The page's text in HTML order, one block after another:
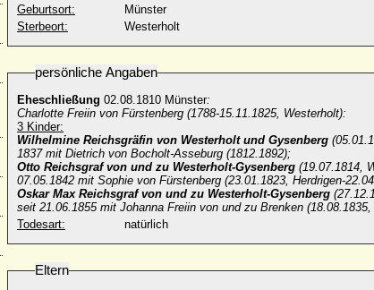
Geburtsort:
Münster
Sterbeort:
Westerholt
persönliche Angaben
Eheschließung 02.08.1810 Münster:
Charlotte Freiin von Fürstenberg (1788-15.11.1825, Westerholt):
3 Kinder:
Wilhelmine Reichsgräfin von Westerholt und Gysenberg
1837 mit Dietrich von Bocholt-Asseburg (1812.1892);
Otto Reichsgraf von und zu Westerholt-Gysenberg (19.07.1814,
07.05.1842 mit Sophie von Fürstenberg (23.01.1823, Herdrigen-
Oskar Max Reichsgraf von und zu Westerholt-Gysenberg
seit 21.06.1855 mit Johanna Freiin von und zu Brenken
Todesart:
natürlich
Eltern